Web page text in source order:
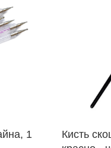
1
Кисть